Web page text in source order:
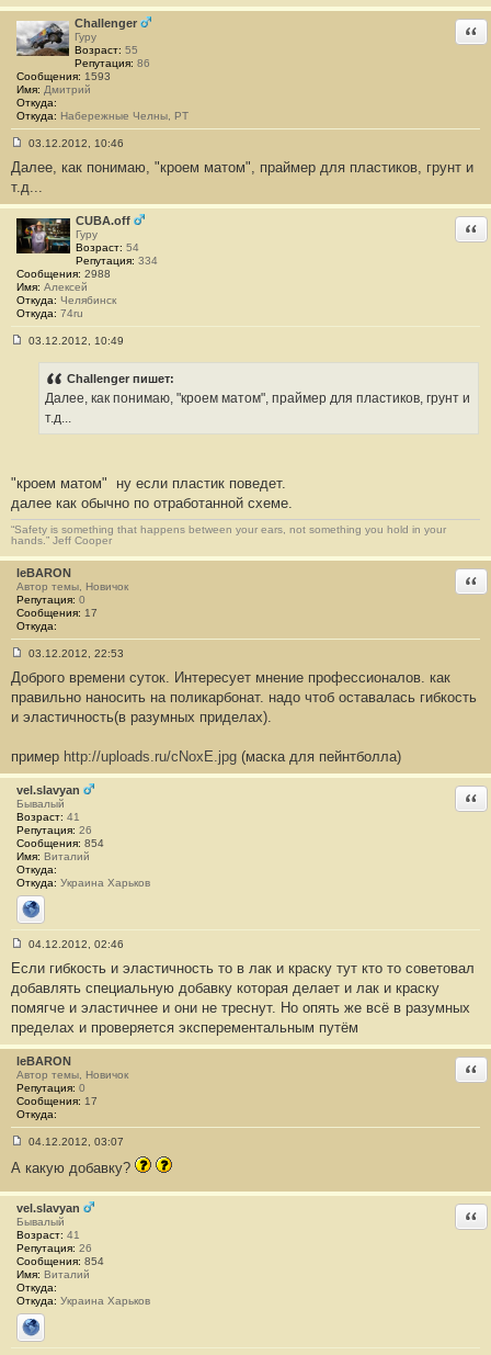
3
4
Challenger
Гуру
Возраст: 55
Репутация: 86
Сообщения: 1593
Имя: Дмитрий
Откуда:
Откуда: Набережные Челны, РТ
о
б
щ
е
н
и
#
3
5
03.12.2012, 10:46
Далее, как понимаю, "кроем матом", праймер для пластиков, грунт и
т.д...
CUBA.off
Гуру
Возраст: 54
Репутация: 334
Сообщения: 2988
Имя: Алексей
Откуда: Челябинск
Откуда: 74ru
3
6
03.12.2012, 10:49
Challenger пишет:
Далее, как понимаю, "кроем матом", праймер для пластиков, грунт и
т.д...
"кроем матом"
ну если пластик поведет.
далее как обычно по отработанной схеме.
“Safety is something that happens between your ears, not something you hold in your
hands.” Jeff Cooper
leBARON
Автор темы, Новичок
Репутация: 0
Сообщения: 17
Откуда:
о
б
щ
и
#
3
7
03.12.2012, 22:53
Доброго времени суток. Интересует мнение профессионалов. как
правильно наносить на поликарбонат. надо чтоб оставалась гибкость
и эластичность(в разумных приделах).
пример http://uploads.ru/cNoxE.jpg (маска для пейнтболла)
vel.slavyan
Бывалый
Возраст: 41
Репутация: 26
Сообщения: 854
Имя: Виталий
Откуда:
Откуда: Украина Харьков
Сайт
о
б
щ
н
и
е
#
3
8
04.12.2012, 02:46
Если гибкость и эластичность то в лак и краску тут кто то советовал
добавлять специальную добавку которая делает и лак и краску
помягче и эластичнее и они не треснут. Но опять же всё в разумных
пределах и проверяется эксперементальным путём
leBARON
Автор темы, Новичок
Репутация: 0
Сообщения: 17
Откуда:
о
б
щ
е
#
3
9
04.12.2012, 03:07
А какую добавку?
vel.slavyan
Бывалый
Возраст: 41
Репутация: 26
Сообщения: 854
Имя: Виталий
Откуда:
Откуда: Украина Харьков
Сайт